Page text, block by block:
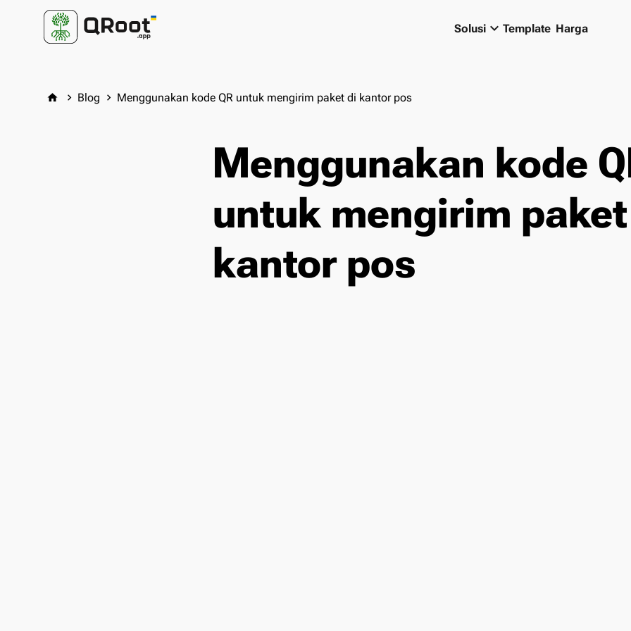
Solusi keyboard_arrow_down Template Harga
home keyboard_arrow_right Blog keyboard_arrow_right Menggunakan kode QR untuk mengirim paket di kantor pos
Menggunakan kode
untuk mengirim
kantor pos